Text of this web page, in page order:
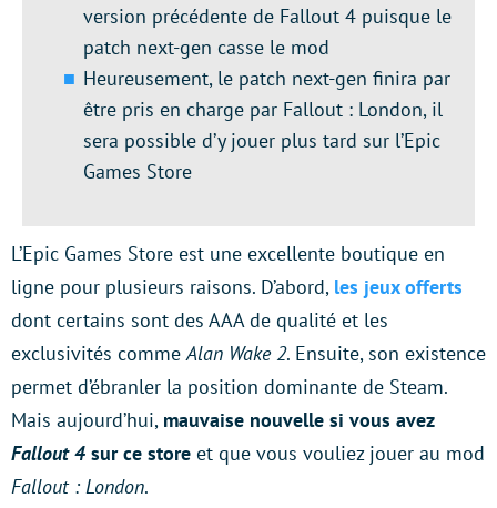
version précédente de Fallout 4 puisque le
patch next-gen casse le mod
Heureusement, le patch next-gen finira par
être pris en charge par Fallout : London, il
sera possible d’y jouer plus tard sur l’Epic
Games Store
L’Epic Games Store est une excellente boutique en
ligne pour plusieurs raisons. D’abord, les jeux offerts
dont certains sont des AAA de qualité et les
exclusivités comme Alan Wake 2. Ensuite, son existence
permet d’ébranler la position dominante de Steam.
Mais aujourd’hui, mauvaise nouvelle si vous avez
Fallout 4 sur ce store et que vous vouliez jouer au mod
Fallout : London.